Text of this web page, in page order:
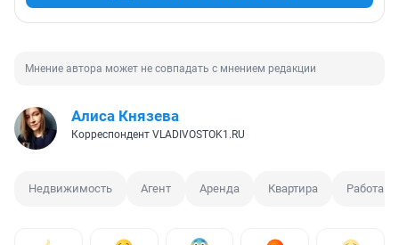
Мнение автора может не совпадать с мнением редакции
Алиса Князева
Корреспондент VLADIVOSTOK1.RU
Недвижимость Агент Аренда Квартира Работа